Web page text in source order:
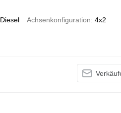
Diesel Achsenkonfiguration 4x2